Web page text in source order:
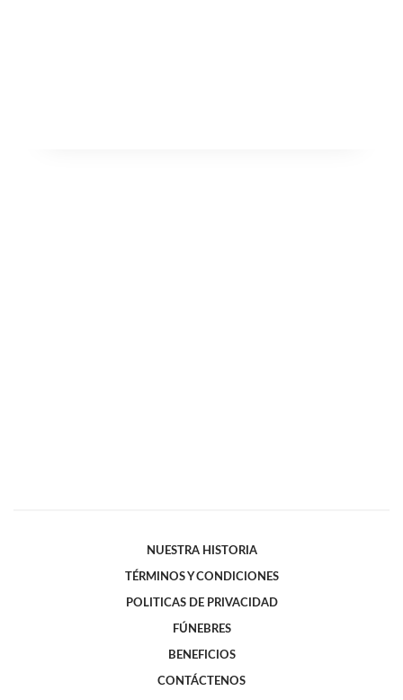
NUESTRA HISTORIA
TÉRMINOS Y CONDICIONES
POLITICAS DE PRIVACIDAD
FÚNEBRES
BENEFICIOS
CONTÁCTENOS